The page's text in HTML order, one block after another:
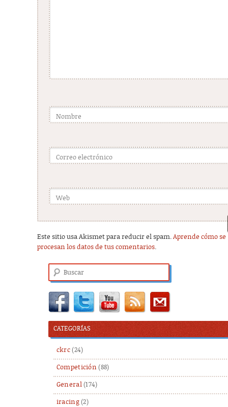
Nombre
Correo electrónico
Web
Este sitio usa Akismet para reducir el spam.Aprende cómo se
procesan los datos de tus comentarios.
Buscar
CATEGORÍAS
ckrc(24)
Competición (88)
General(174)
iracing(2)